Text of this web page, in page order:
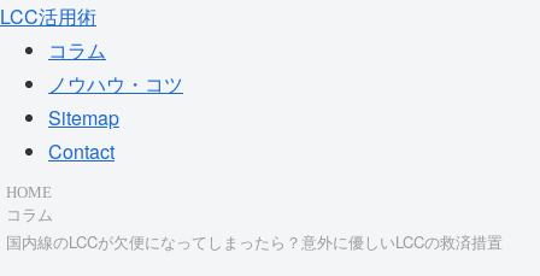
LCC活用術
コラム
ノウハウ・コツ
Sitemap
Contact
HOME
コラム
国内線のLCCが欠便になってしまったら？意外に優しいLCCの救済措置